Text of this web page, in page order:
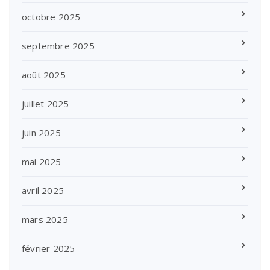
octobre 2025
septembre 2025
août 2025
juillet 2025
juin 2025
mai 2025
avril 2025
mars 2025
février 2025